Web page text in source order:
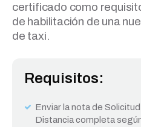
certificado como
de habilitación de una
de taxi.
Requisitos:
Enviar la nota de
Distancia completa